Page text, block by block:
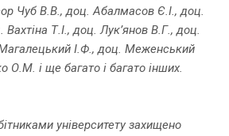
Чуб В.В., доц. Абалмасов Є.І., доц.
Т.І., доц. Лук’янов В.Г., доц.
І.Ф., доц. Меженський
і ще багато і багато інших.
університету захищено